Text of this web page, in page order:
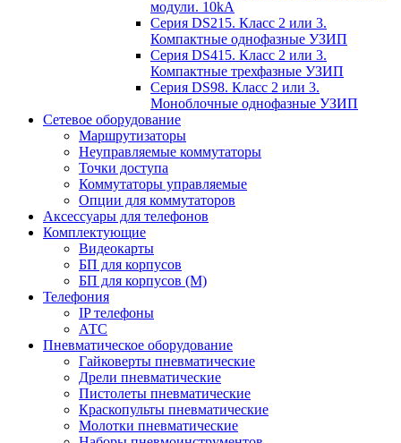
модули. 10kA
Серия DS215. Класс 2 или 3.
Компактные однофазные УЗИП
Серия DS415. Класс 2 или 3.
Компактные трехфазные УЗИП
Серия DS98. Класс 2 или 3.
Моноблочные однофазные УЗИП
Сетевое оборудование
Маршрутизаторы
Неуправляемые коммутаторы
Точки доступа
Коммутаторы управляемые
Опции для коммутаторов
Аксессуары для телефонов
Комплектующие
Видеокарты
БП для корпусов
БП для корпусов (М)
Телефония
IP телефоны
АТС
Пневматическое оборудование
Гайковерты пневматические
Дрели пневматические
Пистолеты пневматические
Краскопульты пневматические
Молотки пневматические